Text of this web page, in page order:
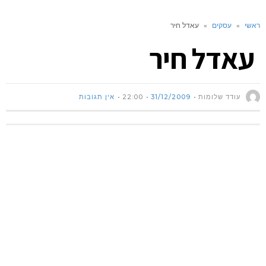
ראשי » עסקים » עאדל חיר
עאדל חיר
עודד שלומות 31/12/2009
22:00 אין תגובות